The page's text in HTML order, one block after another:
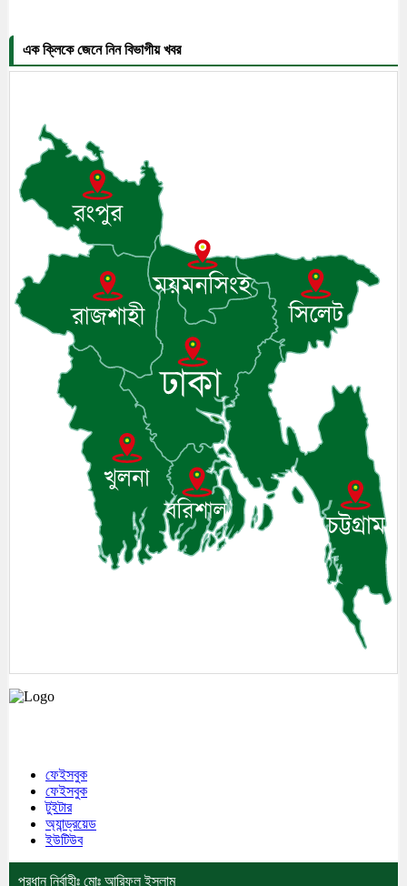
এক ক্লিকে জেনে নিন বিভাগীয় খবর
ফেইসবুক
ফেইসবুক
টুইটার
অ্যান্ড্রয়েড
ইউটিউব
প্রধান নির্বাহীঃ মোঃ আরিফুল ইসলাম